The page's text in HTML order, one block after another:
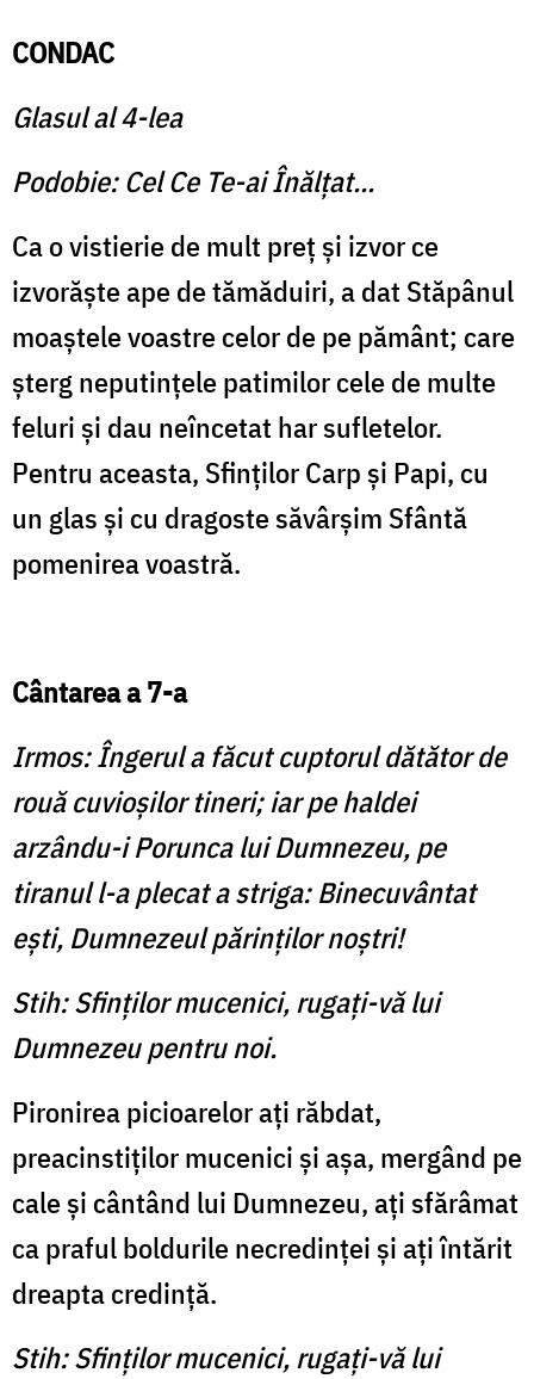
CONDAC
Glasul al 4-lea
Podobie: Cel Ce Te-ai Înălţat...
Ca o vistierie de mult preţ şi izvor ce
izvorăşte ape de tămă­duiri, a dat Stăpânul
moaştele voastre celor de pe pământ; care
şterg neputinţele patimilor cele de multe
feluri şi dau neîncetat har sufletelor.
Pentru aceasta, Sfinţilor Carp şi Papi, cu
un glas şi cu dragoste săvârşim Sfântă
pomenirea voastră.
Cântarea a 7-a
Irmos: Îngerul a făcut cuptorul dătător de
rouă cuvioşilor tineri; iar pe haldei
arzându-i Porunca lui Dumnezeu, pe
tiranul l-a plecat a striga: Binecuvântat
eşti, Dumnezeul părinţilor noştri!
Stih: Sfinţilor mucenici, rugaţi-vă lui
Dumnezeu pentru noi.
Pironirea picioarelor aţi răb­dat,
preacinstiţilor mucenici şi aşa, mergând pe
cale şi cântând lui Dumnezeu, aţi sfărâmat
ca praful boldurile necredinţei şi aţi întărit
dreapta credinţă.
Stih: Sfinţilor mucenici, rugaţi-vă lui